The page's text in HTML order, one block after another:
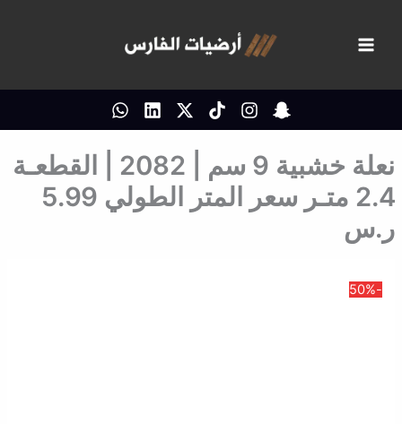
المحتوى
نعلة خشبية 9 سم | 2082 | القطعـة
2.4 متـر سعر المتر الطولي 5.99
ر.س
-50%